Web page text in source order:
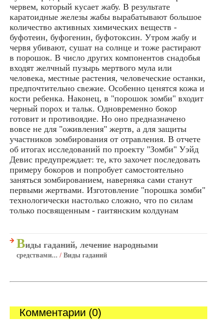
червем, который кусает жабу. В результате
каратоидные железы жабы вырабатывают большое
количество активных химических веществ -
буфотеин, буфогенин, буфотоксин. Утром жабу и
червя убивают, сушат на солнце и тоже растирают
в порошок. В число других компонентов снадобья
входят желчный пузырь мертвого мула или
человека, местные растения, человеческие останки,
предпочтительно свежие. Особенно ценятся кожа и
кости ребенка. Наконец, в "порошок зомби" входит
черный порох и тальк. Одновременно бокор
готовит и противоядие. Но оно предназначено
вовсе не для "оживления" жертв, а для защиты
участников зомбирования от отравления. В отчете
об итогах исследований по проекту "Зомби" Уэйд
Девис предупреждает: те, кто захочет последовать
примеру бокоров и попробует самостоятельно
заняться зомбированием, наверняка сами станут
первыми жертвами. Изготовление "порошка зомби"
технологически настолько сложно, что по силам
только посвященным - гаитянским колдунам
Виды гаданий, лечение народными
средствами... / Виды гаданий
Комментарии (0)